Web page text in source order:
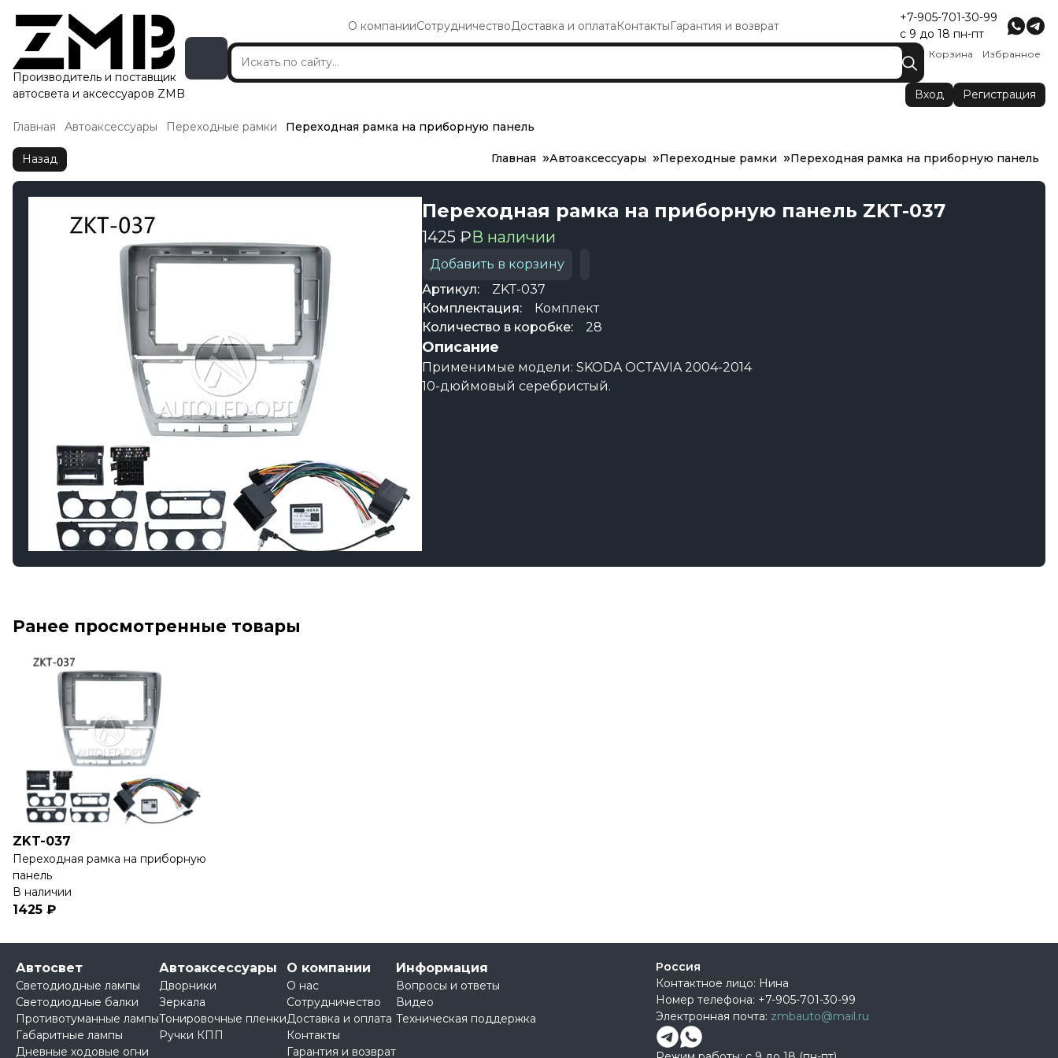
Производитель и поставщик
автосвета и аксессуаров ZMB
О компанииСотрудничествоДоставка и оплатаКонтактыГарантия и возврат
+7-905-701-30-99
с 9 до 18 пн-пт
Корзина Избранное
Вход Регистрация
Главная Автоаксессуары Переходные рамки Переходная рамка на приборную панель
Назад Главная Автоаксессуары Переходные рамки Переходная рамка на приборную панель
Переходная рамка на приборную панель ZKT-037
1425 ₽В наличии
Добавить в корзину
Артикул:
ZKT-037
Комплектация:
Комплект
Количество в коробке:
28
Описание
Применимые модели: SKODA OCTAVIA 2004-2014
10-дюймовый серебристый.
Ранее просмотренные товары
ZKT-037
Переходная рамка на приборную
панель
В наличии
1425 ₽
Автосвет
Светодиодные лампы
Светодиодные балки
Противотуманные лампы
Габаритные лампы
Дневные ходовые огни
Автоаксессуары
Дворники
Зеркала
Тонировочные пленки
Ручки КПП
О компании
О нас
Сотрудничество
Доставка и оплата
Контакты
Гарантия и возврат
Информация
Вопросы и ответы
Видео
Техническая поддержка
Россия
Контактное лицо: Нина
Номер телефона: +7-905-701-30-99
Электронная почта: zmbauto@mail.ru